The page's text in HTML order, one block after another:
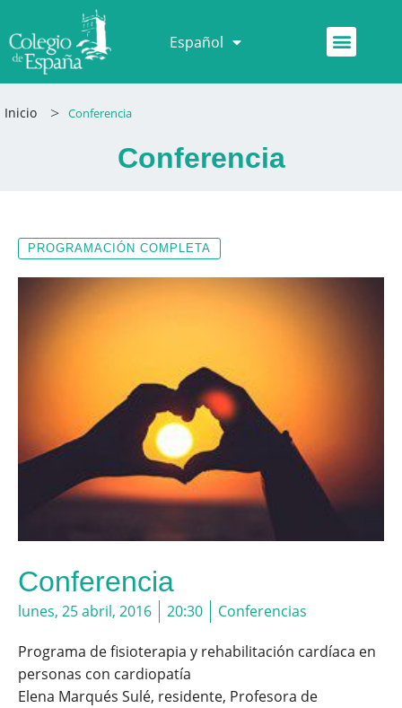
al
contenido
Español
Français Menú
Inicio > Conferencia
Conferencia
PROGRAMACIÓN COMPLETA
Conferencia
lunes, 25 abril, 2016 20:30 Conferencias
Programa de fisioterapia y rehabilitación cardíaca en
personas con cardiopatía
Elena Marqués Sulé, residente, Profesora de